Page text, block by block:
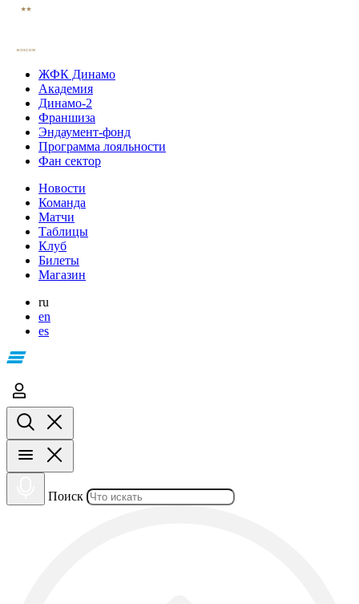
ЖФК Динамо
Академия
Динамо-2
Франшиза
Эндаумент-фонд
Программа лояльности
Фан сектор
Новости
Команда
Матчи
Таблицы
Клуб
Билеты
Магазин
ru
en
es
Поиск